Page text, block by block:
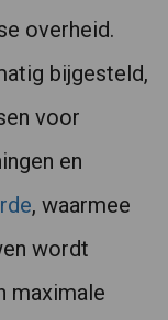
overheid.
bijgesteld,
voor
en
, waarmee
wordt
maximale